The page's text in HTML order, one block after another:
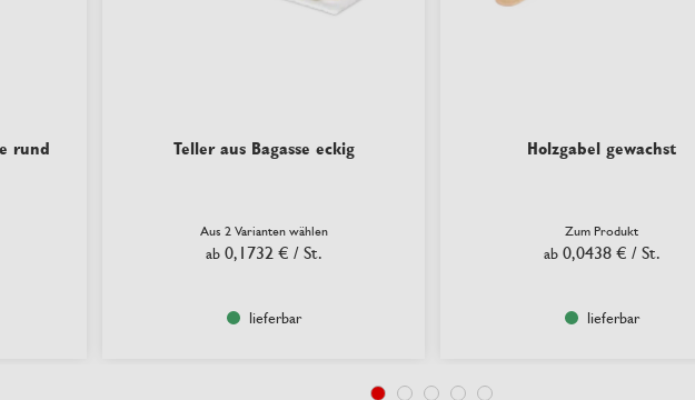
rund Teller aus Bagasse eckig
Aus 2 Varianten wählen
ab 0,1732 € / St.
lieferbar
Holzgabel gewachst
Zum Produkt
ab 0,0438 € / St.
lieferbar